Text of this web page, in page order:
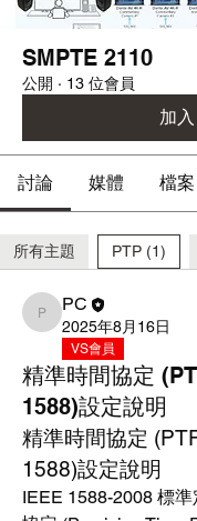
SMPTE 2110
公開 · 13 位會員
加入
討論 媒體 檔案
所有主題 PTP (1)
PC
PC
2025年8月16日
VS會員
精準時間協定
1588)設定說明
精準時間協定
1588)設定說明
IEEE 1588-2008 標